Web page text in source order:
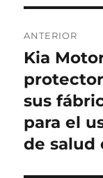
de
entradas
ANTERIOR
Entrada
anterior:
Kia
sus
para el
de salud